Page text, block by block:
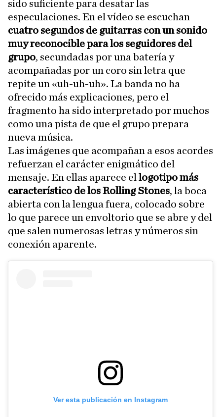
sido suficiente para desatar las
especulaciones. En el vídeo se escuchan
cuatro segundos de guitarras con un sonido
muy reconocible para los seguidores del
grupo, secundadas por una batería y
acompañadas por un coro sin letra que
repite un «uh-uh-uh». La banda no ha
ofrecido más explicaciones, pero el
fragmento ha sido interpretado por muchos
como una pista de que el grupo prepara
nueva música.
Las imágenes que acompañan a esos acordes
refuerzan el carácter enigmático del
mensaje. En ellas aparece el logotipo más
característico de los Rolling Stones, la boca
abierta con la lengua fuera, colocado sobre
lo que parece un envoltorio que se abre y del
que salen numerosas letras y números sin
conexión aparente.
Ver esta publicación en Instagram